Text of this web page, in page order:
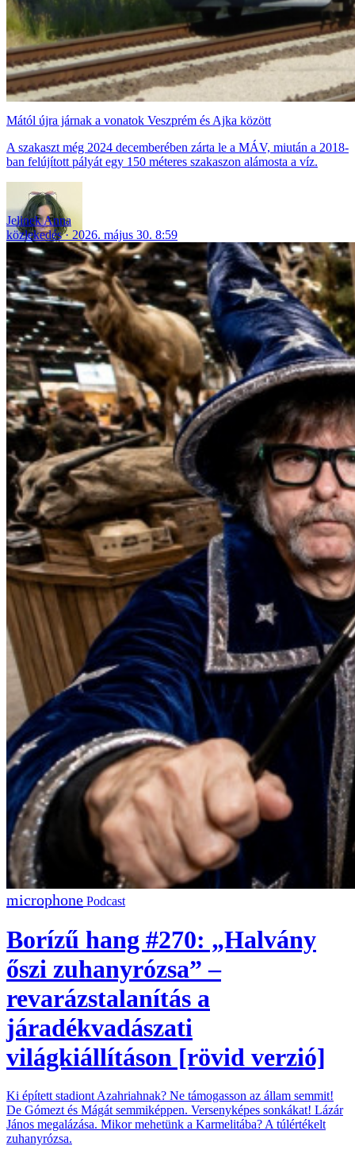
Mától újra járnak a vonatok Veszprém és Ajka között
A szakaszt még 2024 decemberében zárta le a MÁV, miután a 2018-
ban felújított pályát egy 150 méteres szakaszon alámosta a víz.
Jelinek Anna
közlekedés
2026. május 30. 8:59
Podcast
Borízű hang #270: „Halvány
őszi zuhanyrózsa” –
revarázstalanítás a
járadékvadászati
világkiállításon [rövid verzió]
Ki épített stadiont Azahriahnak? Ne támogasson az állam semmit!
De Gómezt és Mágát semmiképpen. Versenyképes sonkákat! Lázár
János megalázása. Mikor mehetünk a Karmelitába? A túlértékelt
zuhanyrózsa.